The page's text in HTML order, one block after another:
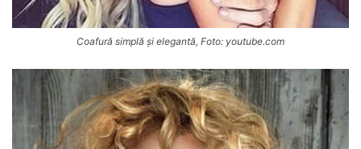
Coafură simplă și elegantă, Foto: youtube.com